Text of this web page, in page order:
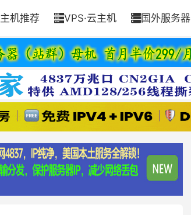
主机推荐 VPS·云主机 国外服务器